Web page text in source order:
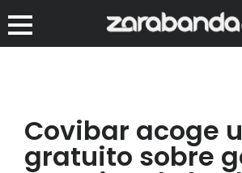
Covibar acoge
gratuito sobre